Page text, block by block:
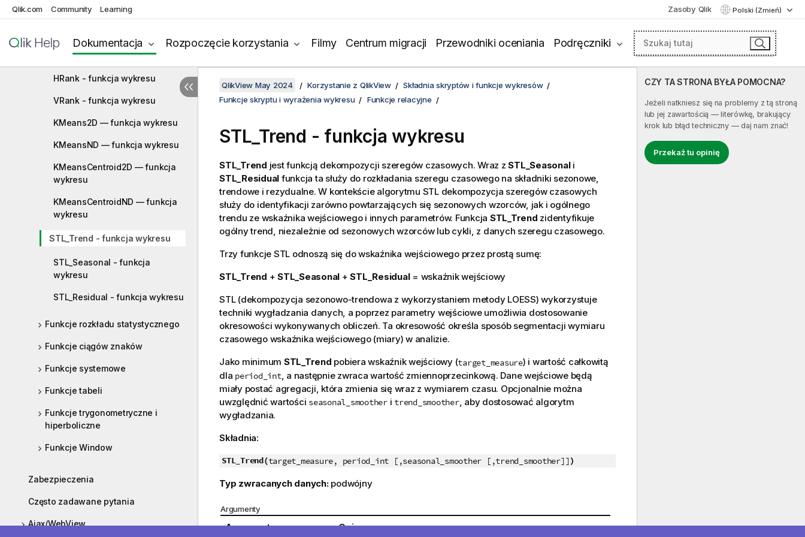
Qlik.com Community Learning Zasoby Qlik Polski (Zmień)
Dokumentacja Rozpoczęcie korzystania Filmy Centrum migracji Przewodniki oceniania Podręczniki
Funkcje zakresu
Funkcje relacyjne
Rank - funkcja wykresu
HRank - funkcja wykresu
VRank - funkcja wykresu
KMeans2D — funkcja wykresu
KMeansND — funkcja wykresu
KMeansCentroid2D — funkcja
wykresu
KMeansCentroidND — funkcja
wykresu
STL_Trend - funkcja wykresu
STL_Seasonal - funkcja
wykresu
STL_Residual - funkcja wykresu
Funkcje rozkładu statystycznego
Funkcje ciągów znaków
Funkcje systemowe
Funkcje tabeli
Funkcje trygonometryczne i
hiperboliczne
Funkcje Window
Zabezpieczenia
Często zadawane pytania
Ajax/WebView
CZY TA STRONA BYŁA POMOCNA?
Jeżeli natkniesz się na problemy z tą stroną
lub jej zawartością — literówkę, brakujący
krok lub błąd techniczny — daj nam znać!
Przekaż tu opinię
QlikView May 2024 Korzystanie z QlikView
Składnia skryptów i funkcje wykresów
Funkcje skryptu i wyrażenia wykresu
Funkcje relacyjne
STL_Trend - funkcja wykresu
STL_Trend jest funkcją dekompozycji szeregów czasowych. Wraz zSTL_Seasonali
STL_Residual funkcja ta służy do rozkładania szeregu czasowego na składniki sezonowe,
trendowe i rezydualne. W kontekście algorytmu STL dekompozycja szeregów czasowych
służy do identyfikacji zarówno powtarzających się sezonowych wzorców, jak i ogólnego
trendu ze wskaźnika wejściowego i innych parametrów. Funkcja STL_Trend zidentyfikuje
ogólny trend, niezależnie od sezonowych wzorców lub cykli, z danych szeregu czasowego.
Trzy funkcje STL odnoszą się do wskaźnika wejściowego przez prostą sumę:
STL_Trend + STL_Seasonal +STL_Residual= wskaźnik wejściowy
STL (dekompozycja sezonowo-trendowa z wykorzystaniem metody LOESS) wykorzystuje
techniki wygładzania danych, a poprzez parametry wejściowe umożliwia dostosowanie
okresowości wykonywanych obliczeń. Ta okresowość określa sposób segmentacji wymiaru
czasowego wskaźnika wejściowego (miary) w analizie.
Jako minimum STL_Trend pobiera wskaźnik wejściowy (target_measure) i wartość całkowitą
dla period_int, a następnie zwraca wartość zmiennoprzecinkową. Dane wejściowe będą
miały postać agregacji, która zmienia się wraz z wymiarem czasu. Opcjonalnie można
uwzględnić wartości seasonal_smootheri trend_smoother, aby dostosować algorytm
wygładzania.
Składnia:
STL_Trend(target_measure, period_int [,seasonal_smoother [,trend_smoother]])
Typ zwracanych danych: podwójny
Argumenty
Argument Opis